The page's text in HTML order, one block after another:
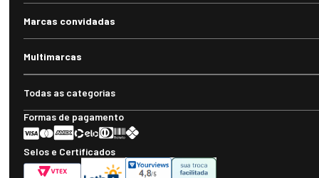
Marcas convidadas
Multimarcas
Todas as categorias
Formas de pagamento
Selos e Certificados